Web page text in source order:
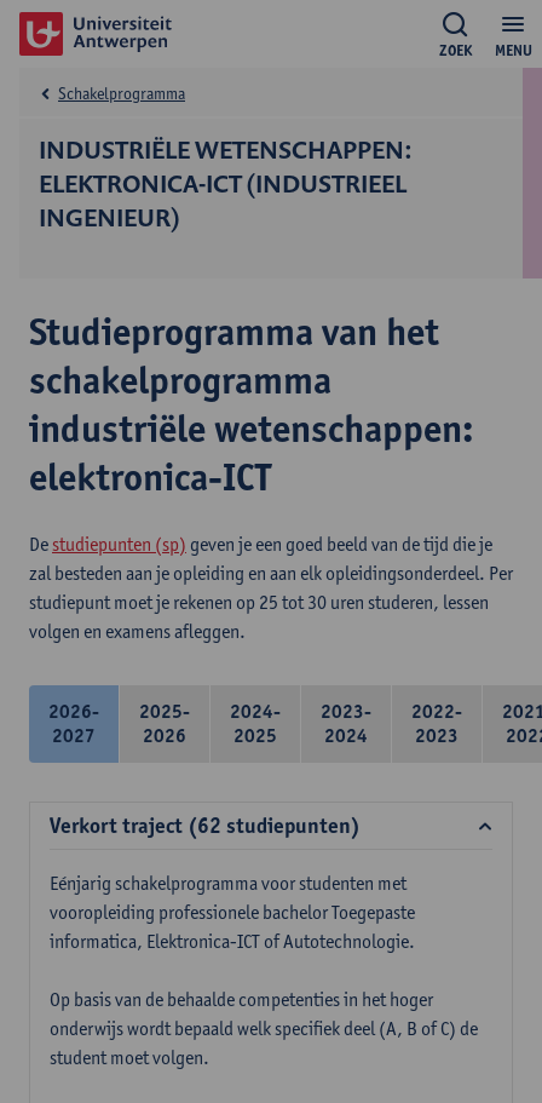
MENU
ZOEK
INDUSTRIËLE WETENSCHAPPEN:
ELEKTRONICA-ICT (INDUSTRIEEL
INGENIEUR)
Schakelprogramma
Studieprogramma van het
schakelprogramma
industriële wetenschappen:
elektronica-ICT
De studiepunten (sp) geven je een goed beeld van de tijd die je
zal besteden aan je opleiding en aan elk opleidingsonderdeel. Per
studiepunt moet je rekenen op 25 tot 30 uren studeren, lessen
volgen en examens afleggen.
2026-
2027
2025-
2026
2024-
2025
2023-
2024
2022-
2023
Verkort traject (62 studiepunten)
Eénjarig schakelprogramma voor studenten met
vooropleiding professionele bachelor Toegepaste
informatica, Elektronica-ICT of Autotechnologie.
Op basis van de behaalde competenties in het hoger
onderwijs wordt bepaald welk specifiek deel (A, B of C) de
student moet volgen.